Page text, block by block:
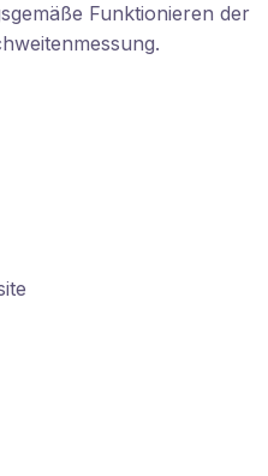
Funktionieren der